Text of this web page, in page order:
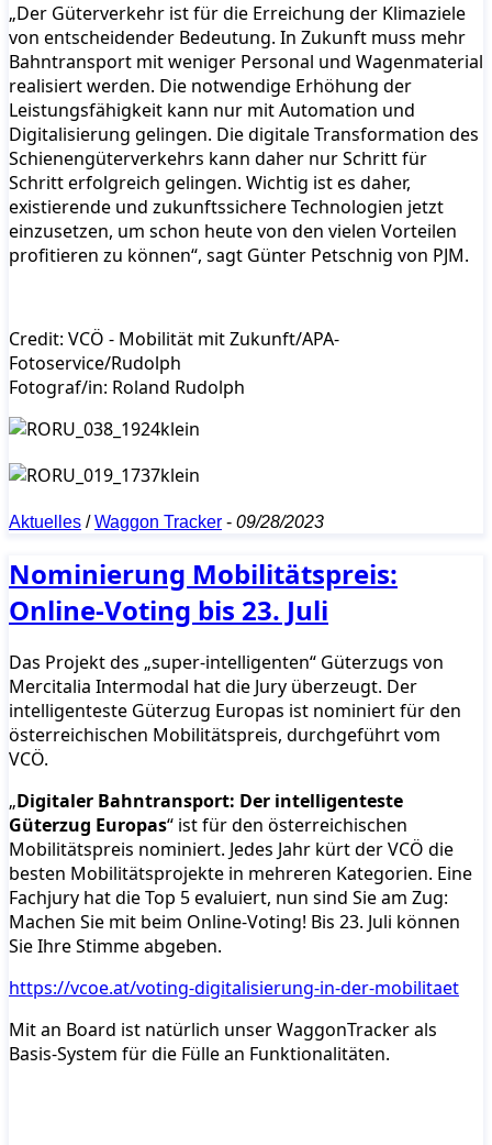
„Der Güterverkehr ist für die Erreichung der Klimaziele
von entscheidender Bedeutung. In Zukunft muss mehr
Bahntransport mit weniger Personal und Wagenmaterial
realisiert werden. Die notwendige Erhöhung der
Leistungsfähigkeit kann nur mit Automation und
Digitalisierung gelingen. Die digitale Transformation des
Schienengüterverkehrs kann daher nur Schritt für
Schritt erfolgreich gelingen. Wichtig ist es daher,
existierende und zukunftssichere Technologien jetzt
einzusetzen, um schon heute von den vielen Vorteilen
profitieren zu können“, sagt Günter Petschnig von PJM.
Credit: VCÖ - Mobilität mit Zukunft/APA-
Fotoservice/Rudolph
Fotograf/in: Roland Rudolph
Aktuelles /Waggon Tracker - 09/28/2023
Nominierung Mobilitätspreis:
Online-Voting bis 23. Juli
Das Projekt des „super-intelligenten“ Güterzugs von
Mercitalia Intermodal hat die Jury überzeugt. Der
intelligenteste Güterzug Europas ist nominiert für den
österreichischen Mobilitätspreis, durchgeführt vom
VCÖ.
„Digitaler Bahntransport: Der intelligenteste
Güterzug Europas“ ist für den österreichischen
Mobilitätspreis nominiert. Jedes Jahr kürt der VCÖ die
besten Mobilitätsprojekte in mehreren Kategorien. Eine
Fachjury hat die Top 5 evaluiert, nun sind Sie am Zug:
Machen Sie mit beim Online-Voting! Bis 23. Juli können
Sie Ihre Stimme abgeben.
https://vcoe.at/voting-digitalisierung-in-der-mobilitaet
Mit an Board ist natürlich unser WaggonTracker als
Basis-System für die Fülle an Funktionalitäten.